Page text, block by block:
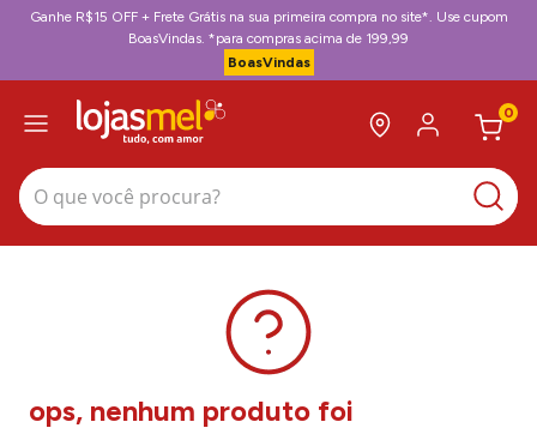
Ganhe R$15 OFF + Frete Grátis na sua primeira compra no site*. Use cupom
BoasVindas. *para compras acima de 199,99
BoasVindas
0
O que você procura?